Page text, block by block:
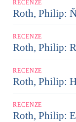
RECENZE
Roth, Philip:
RECENZE
Roth, Philip:
RECENZE
Roth, Philip:
RECENZE
Roth, Philip: